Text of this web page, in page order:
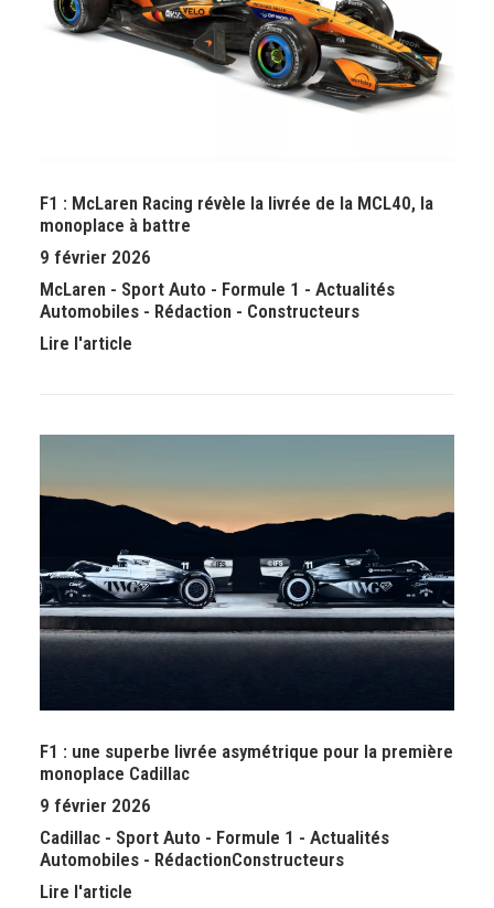
F1 : McLaren Racing révèle la livrée de la MCL40, la
monoplace à battre
9 février 2026
McLaren - Sport Auto - Formule 1 - Actualités
Automobiles - Rédaction - Constructeurs
Lire l'article
F1 : une superbe livrée asymétrique pour la première
monoplace Cadillac
9 février 2026
Cadillac - Sport Auto - Formule 1 - Actualités
Automobiles - RédactionConstructeurs
Lire l'article